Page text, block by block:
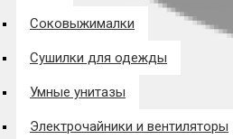
Соковыжималки
Сушилки для одежды
Умные унитазы
Электрочайники и вентиляторы